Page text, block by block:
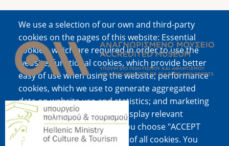
We use a selection of our own and third-party
cookies on the pages of this website: Essential
cookies, which are required in order to use the
website; functional cookies, which provide better
easy of use when using the website; performance
cookies, which we use to generate aggregated
data on website use and statistics; and marketing
cookies, which are used to display relevant
content and advertising. If you choose "ACCEPT
ALL", you consent to the use of all cookies. You
Image
Image